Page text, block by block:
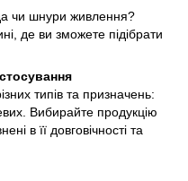
чи шнури живлення?
де ви зможете підібрати
типів та призначень:
Вибирайте продукцію
в її довговічності та